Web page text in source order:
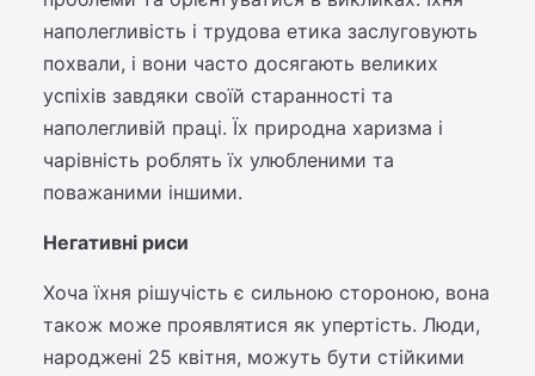
наполегливість і трудова етика заслуговують
похвали, і вони часто досягають великих
успіхів завдяки своїй старанності та
наполегливій праці. Їх природна харизма і
чарівність роблять їх улюбленими та
поважаними іншими.
Негативні риси
Хоча їхня рішучість є сильною стороною, вона
також може проявлятися як упертість. Люди,
народжені 25 квітня, можуть бути стійкими